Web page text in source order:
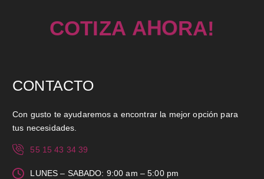
COTIZA AHORA!
CONTACTO
Con gusto te ayudaremos a encontrar la mejor opción para
tus necesidades.
55 15 43 34 39
LUNES – SABADO: 9:00 am – 5:00 pm